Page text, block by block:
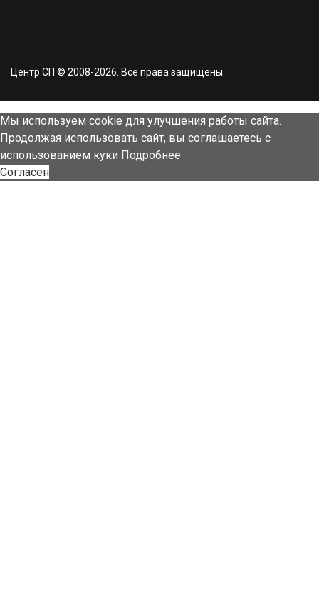
Центр СП © 2008-2026. Все права защищены.
Мы используем cookie для улучшения работы сайта.
Продолжая использовать сайт, вы соглашаетесь с
использованием куки Подробнее
Согласен